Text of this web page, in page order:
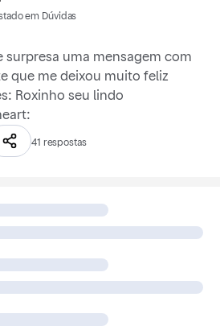
em Dúvidas
surpresa uma mensagem com
que me deixou muito feliz
Roxinho seu lindo
41 respostas